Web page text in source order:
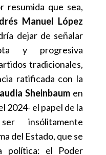
resumida que sea,
Manuel López
dejar de señalar
y progresiva
tradicionales,
ratificada con la
Sheinbaumen
2024- el papel de la
insólitamente
del Estado, que se
política: el Poder